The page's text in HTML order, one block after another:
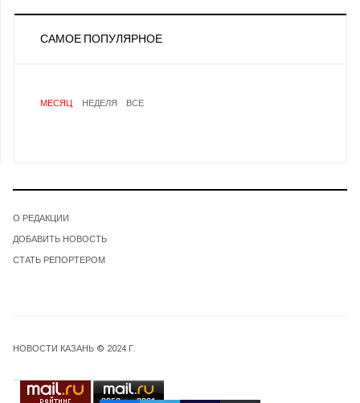
САМОЕ ПОПУЛЯРНОЕ
МЕСЯЦ НЕДЕЛЯ ВСЕ
О РЕДАКЦИИ
ДОБАВИТЬ НОВОСТЬ
СТАТЬ РЕПОРТЕРОМ
НОВОСТИ КАЗАНЬ © 2024 Г.